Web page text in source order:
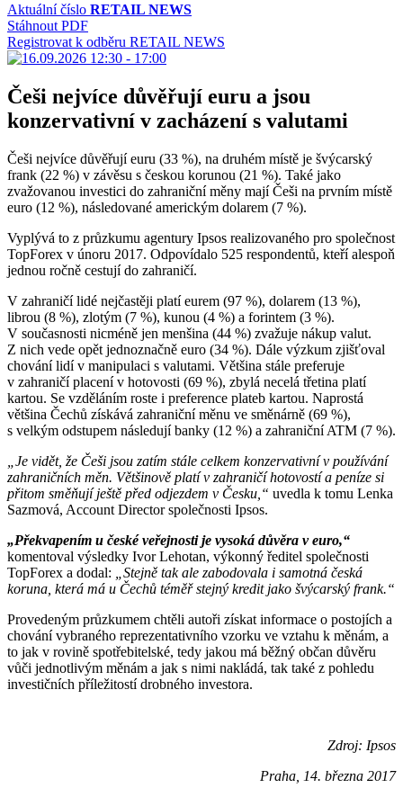
Aktuální číslo RETAIL NEWS
Stáhnout PDF
Registrovat k odběru RETAIL NEWS
Češi nejvíce důvěřují euru a jsou
konzervativní v zacházení s valutami
Češi nejvíce důvěřují euru (33 %), na druhém místě je švýcarský
frank (22 %) v závěsu s českou korunou (21 %). Také jako
zvažovanou investici do zahraniční měny mají Češi na prvním místě
euro (12 %), následované americkým dolarem (7 %).
Vyplývá to z průzkumu agentury Ipsos realizovaného pro společnost
TopForex v únoru 2017. Odpovídalo 525 respondentů, kteří alespoň
jednou ročně cestují do zahraničí.
V zahraničí lidé nejčastěji platí eurem (97 %), dolarem (13 %),
librou (8 %), zlotým (7 %), kunou (4 %) a forintem (3 %).
V současnosti nicméně jen menšina (44 %) zvažuje nákup valut.
Z nich vede opět jednoznačně euro (34 %). Dále výzkum zjišťoval
chování lidí v manipulaci s valutami. Většina stále preferuje
v zahraničí placení v hotovosti (69 %), zbylá necelá třetina platí
kartou. Se vzděláním roste i preference plateb kartou. Naprostá
většina Čechů získává zahraniční měnu ve směnárně (69 %),
s velkým odstupem následují banky (12 %) a zahraniční ATM (7 %).
„Je vidět, že Češi jsou zatím stále celkem konzervativní v používání
zahraničních měn. Většinově platí v zahraničí hotovostí a peníze si
přitom směňují ještě před odjezdem v Česku,“ uvedla k tomu Lenka
Sazmová, Account Director společnosti Ipsos.
„Překvapením u české veřejnosti je vysoká důvěra v euro,“
komentoval výsledky Ivor Lehotan, výkonný ředitel společnosti
TopForex a dodal:
„Stejně tak ale zabodovala i samotná česká
koruna, která má u Čechů téměř stejný kredit jako švýcarský frank.“
Provedeným průzkumem chtěli autoři získat informace o postojích a
chování vybraného reprezentativního vzorku ve vztahu k měnám, a
to jak v rovině spotřebitelské, tedy jakou má běžný občan důvěru
vůči jednotlivým měnám a jak s nimi nakládá, tak také z pohledu
investičních příležitostí drobného investora.
Zdroj: Ipsos
Praha, 14. března 2017